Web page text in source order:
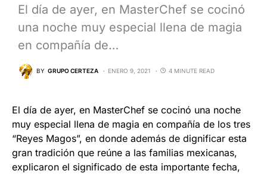
El día de ayer, en MasterChef se cocinó
una noche muy especial llena de magia
en compañía de…
BY GRUPO CERTEZA ENERO 9, 2021 4 MINUTE READ
El día de ayer, en MasterChef se cocinó una noche
muy especial llena de magia en compañía de los tres
“Reyes Magos”, en donde además de dignificar esta
gran tradición que reúne a las familias mexicanas,
explicaron el significado de esta importante fecha,